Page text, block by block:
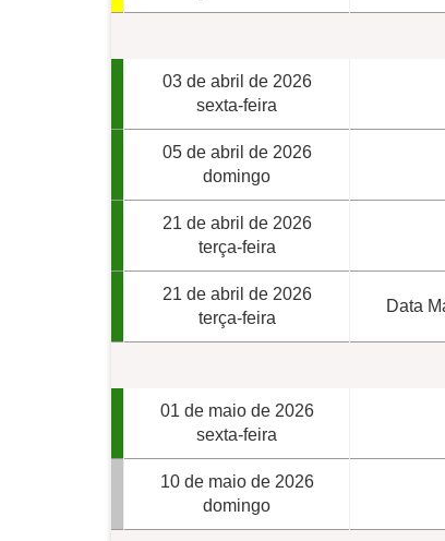
03 de abril de 2026
sexta-feira
05 de abril de 2026
domingo
21 de abril de 2026
terça-feira
21 de abril de 2026
terça-feira
Data
01 de maio de 2026
sexta-feira
10 de maio de 2026
domingo